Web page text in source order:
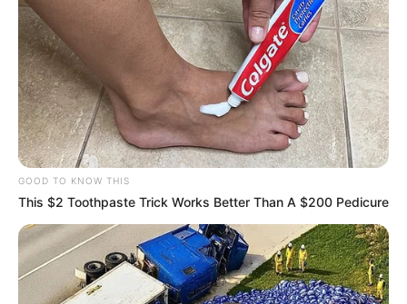
GOOD TO KNOW THIS
This $2 Toothpaste Trick Works Better Than A $200 Pedicure